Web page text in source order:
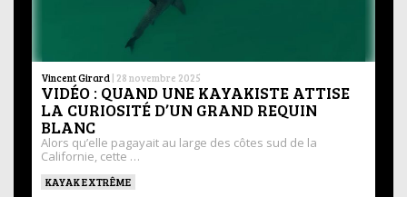
Vincent Girard | 28 novembre 2025
VIDÉO : QUAND UNE KAYAKISTE ATTISE
LA CURIOSITÉ D’UN GRAND REQUIN
BLANC
Alors qu’elle pagayait au large des côtes sud de la
Californie, cette …
KAYAK EXTRÊME